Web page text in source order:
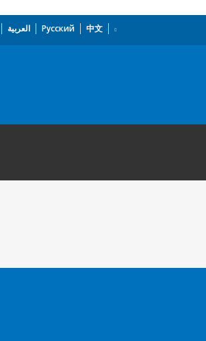
العربية Русский 中文